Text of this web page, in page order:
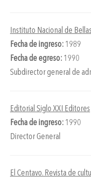
Instituto Nacional de
Fecha de ingreso: 1989
Fecha de egreso: 1990
Subdirector general de
Editorial Siglo XXI Editores
Fecha de ingreso: 1990
Director General
El Centavo. Revista de